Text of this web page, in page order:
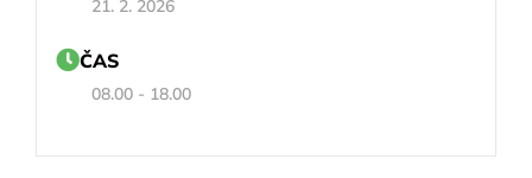
21. 2. 2026
ČAS
08.00 - 18.00